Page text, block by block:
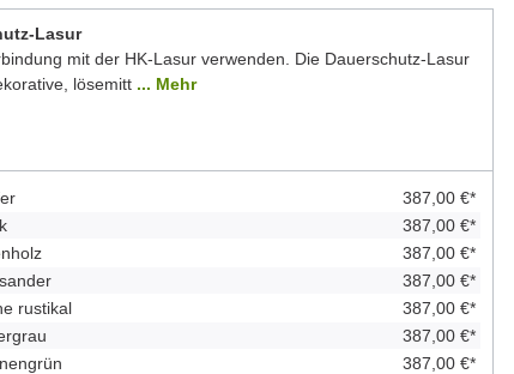
Lasur
mit der HK-Lasur verwenden. Die Dauerschutz-Lasur
lösemitt ... Mehr
387,00 €*
387,00 €*
387,00 €*
387,00 €*
rustikal
387,00 €*
387,00 €*
387,00 €*